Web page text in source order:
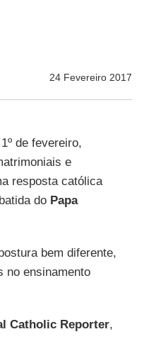
24 Fevereiro 2017
de fevereiro,
e
resposta católica
do Papa
bem diferente,
no ensinamento
Catholic Reporter,